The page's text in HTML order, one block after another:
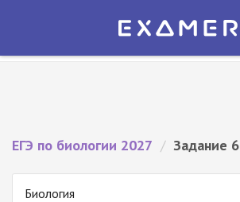
Экзамер — ЕГЭ 2027
ЕГЭ по биологии 2027 / Задание 6
Биология